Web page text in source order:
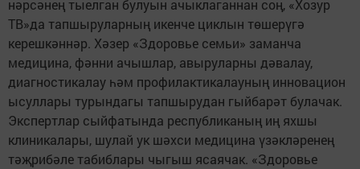
нәрсәнең тыелган булуын ачыклаганнан соң, «Хозур
ТВ»да тапшыруларның икенче циклын төшерүгә
керешкәннәр. Хәзер «Здоровье семьи» заманча
медицина, фәнни ачышлар, авыруларны дәвалау,
диагностикалау һәм профилактикалауның инновацион
ысуллары турындагы тапшырудан гыйбарәт булачак.
Экспертлар сыйфатында республиканың иң яхшы
клиникалары, шулай ук шәхси медицина үзәкләренең
тәҗрибәле табиблары чыгыш ясаячак. «Здоровье